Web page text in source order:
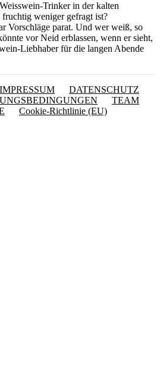
Trinker in der kalten
weniger gefragt ist?
Vorschläge parat. Und wer weiß, so
vor Neid erblassen, wenn er sieht,
Liebhaber für die langen Abende
IMPRESSUM
DATENSCHUTZ
TEAM
Cookie-Richtlinie (EU)